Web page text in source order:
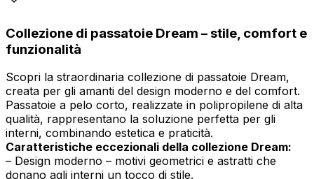
Collezione di passatoie Dream – stile, comfort e
funzionalità
Scopri la straordinaria collezione di passatoie Dream,
creata per gli amanti del design moderno e del comfort.
Passatoie a pelo corto, realizzate in polipropilene di alta
qualità, rappresentano la soluzione perfetta per gli
interni, combinando estetica e praticità.
Caratteristiche eccezionali della collezione Dream:
– Design moderno – motivi geometrici e astratti che
donano agli interni un tocco di stile.